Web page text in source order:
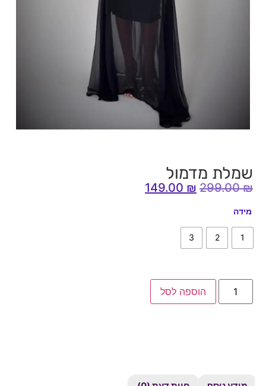
שמלת מדמול
299.00₪
149.00 ₪
מידה
1
2
3
הוספה לסל